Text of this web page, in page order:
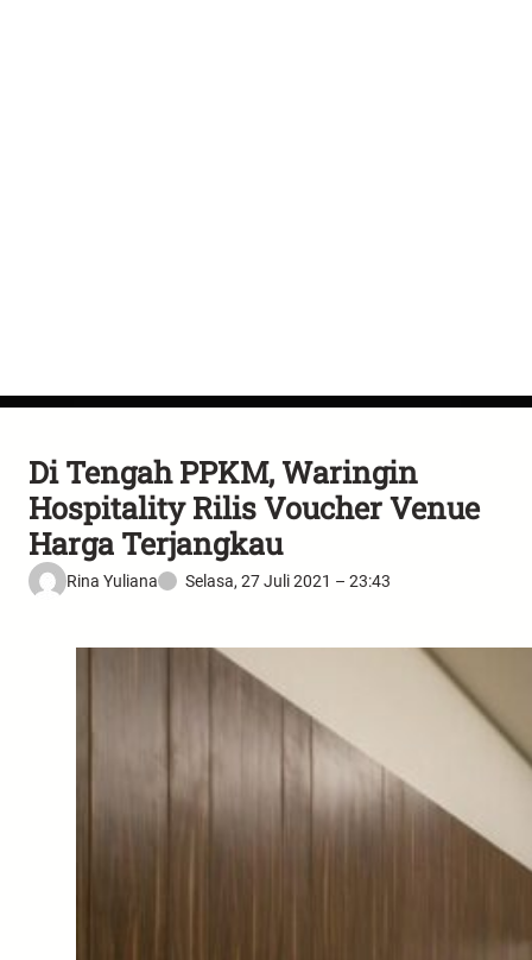
Di Tengah PPKM, Waringin
Hospitality Rilis Voucher Venue
Harga Terjangkau
Rina Yuliana Selasa, 27 Juli 2021 – 23:43